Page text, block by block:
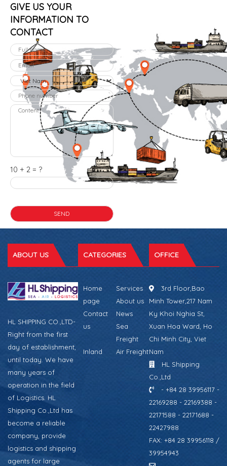
GIVE US YOUR
INFORMATION TO
CONTACT
10 + 2 = ?
ABOUT US
HL SHIPPING CO.,LTD-
Right from the first
day of establishment,
until today. We have
many years of
operation in the field
of Logistics. HL
Shipping Co.,Ltd has
become a reliable
company, provide
logistics and shipping
agents for large
CATEGORIES
Home
page
Services
About us
Contact
us
News
Sea
Freight
Inland
Air Freight
OFFICE
3rd Floor,Bao
Minh Tower,217 Nam
Ky Khoi Nghia St,
Xuan Hoa Ward, Ho
Chi Minh City, Viet
Nam
HL Shipping
Co.,Ltd
- +84 28 39956117 -
22169288 - 22169388 -
22171588 - 22171688 -
22427988
FAX: +84 28 39956118 /
39954943